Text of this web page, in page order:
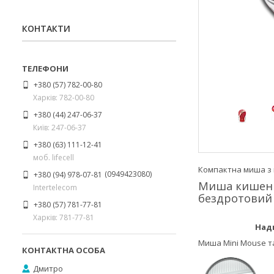
Компактна миша з
Миша
Миша Mini Mouse
КОНТАКТИ
+380 (57) 782-00-80
Харків: 782-00-80
+380 (44) 247-06-37
Київ: 247-06-37
+380 (63) 111-12-41
моб. lifecell
+380 (94) 978-07-81
0949423080
Intertelecom
+380 (57) 781-77-81
Харків: 781-77-81
Дмитро